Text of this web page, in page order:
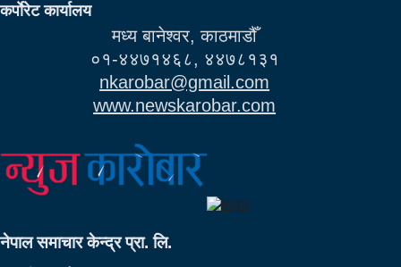
कर्पाेरेट कार्यालय
मध्य बानेश्वर, काठमाडौँ
०१-४४७१४६८, ४४७८१३१
nkarobar@gmail.com
www.newskarobar.com
नेपाल समाचार केन्द्र प्रा. लि.